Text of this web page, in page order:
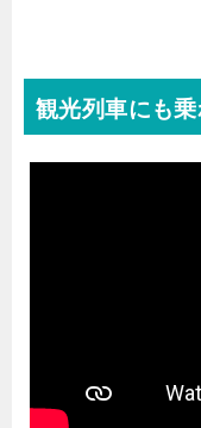
観光列車にも乗